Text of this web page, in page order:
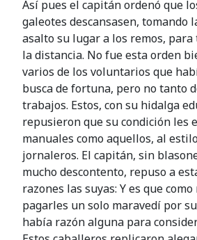
Así pues el capitán ordenó que
galeotes descansasen, tomando
asalto su lugar a los remos,
la distancia. No fue esta orden
varios de los voluntarios que
busca de fortuna, pero no tanto
trabajos. Estos, con su hidalga
repusieron que su condición les
manuales como aquellos, al
jornaleros. El capitán, sin
mucho descontento, repuso a
razones las suyas: Y es que
pagarles un solo maravedí por
había razón alguna para